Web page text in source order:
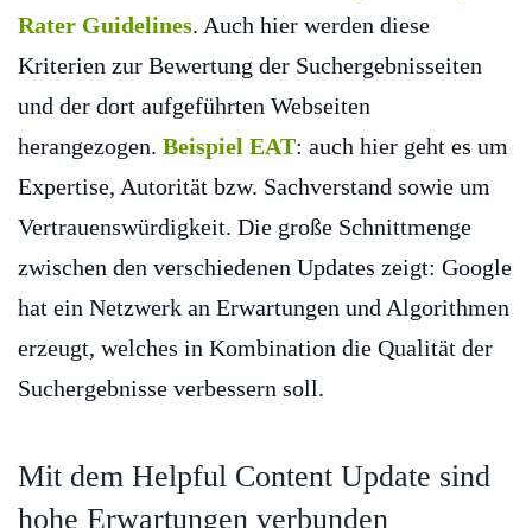
Rater Guidelines. Auch hier werden diese
Kriterien zur Bewertung der Suchergebnisseiten
und der dort aufgeführten Webseiten
herangezogen. Beispiel EAT: auch hier geht es um
Expertise, Autorität bzw. Sachverstand sowie um
Vertrauenswürdigkeit. Die große Schnittmenge
zwischen den verschiedenen Updates zeigt: Google
hat ein Netzwerk an Erwartungen und Algorithmen
erzeugt, welches in Kombination die Qualität der
Suchergebnisse verbessern soll.
Mit dem Helpful Content Update sind
hohe Erwartungen verbunden